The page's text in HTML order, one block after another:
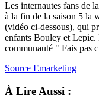
Les internautes fans de
à la fin de la saison 5 la
(vidéo ci-dessous), qui
enfants Bouley et
communauté " Fais pas
Source Emarketing
À Lire Aussi :